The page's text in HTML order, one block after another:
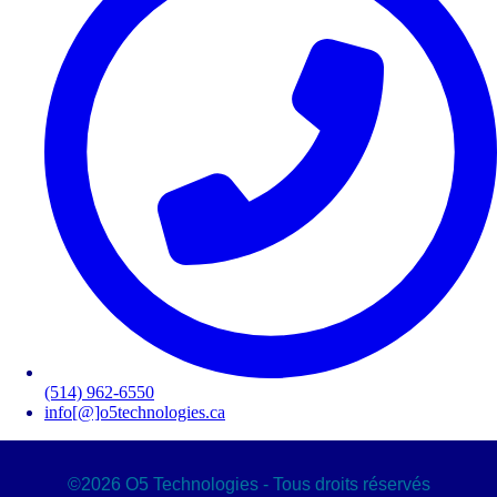
(514) 962-6550
info[@]o5technologies.ca
©2026 O5 Technologies - Tous droits réservés
des minuscules,
des majuscules,
des chiffres
avoir au moins 8 caractères
Les mots de passes que vous avez saisis ne correspondent pas.
Confirmez le mot de passe
Veuillez saisir le captcha ici
Annuler
Saisissez l'adresse e-mail que vous utilisez pour vous connecter.
Courriel
Annuler
Valider